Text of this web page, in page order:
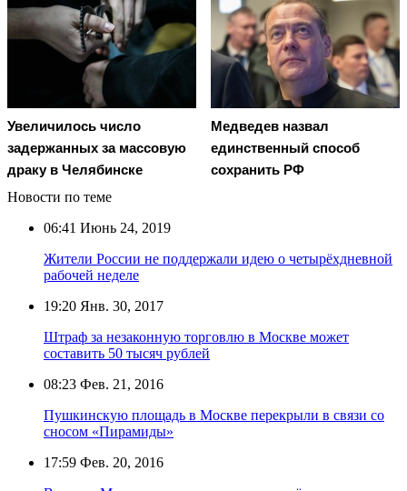
Увеличилось число
задержанных за массовую
драку в Челябинске
Медведев назвал
единственный способ
сохранить РФ
Новости по теме
06:41 Июнь 24, 2019
Жители России не поддержали идею о четырёхдневной
рабочей неделе
19:20 Янв. 30, 2017
Штраф за незаконную торговлю в Москве может
составить 50 тысяч рублей
08:23 Фев. 21, 2016
Пушкинскую площадь в Москве перекрыли в связи со
сносом «Пирамиды»
17:59 Фев. 20, 2016